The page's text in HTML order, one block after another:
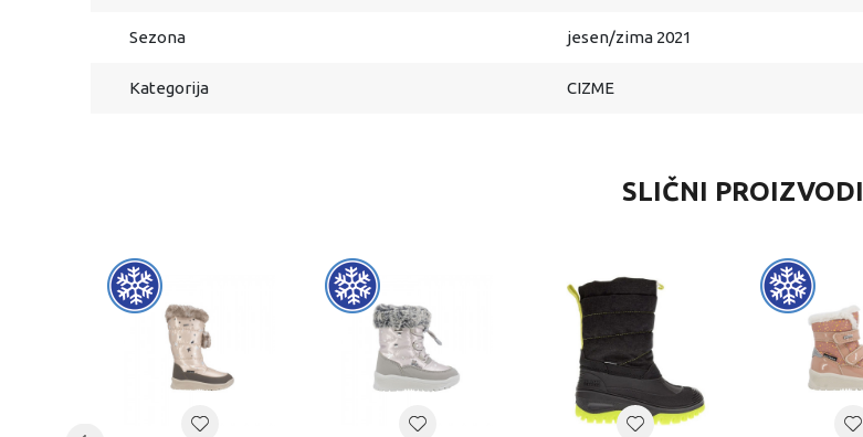
Sezona jesen/zima 2021
Kategorija CIZME
SLIČNI PROIZVODI